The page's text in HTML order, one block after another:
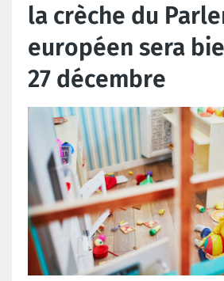
la crèche du
européen sera
27 décembre